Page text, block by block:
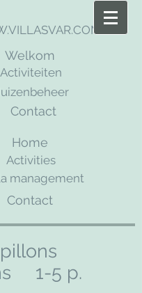
Welkom
Activiteiten
Contact
Home
Activities
management
Contact
1-5 p.